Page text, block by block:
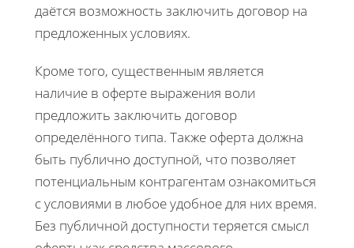
даётся возможность заключить договор на
предложенных условиях.
Кроме того, существенным является
наличие в оферте выражения воли
предложить заключить договор
определённого типа. Также оферта должна
быть публично доступной, что позволяет
потенциальным контрагентам ознакомиться
с условиями в любое удобное для них время.
Без публичной доступности теряется смысл